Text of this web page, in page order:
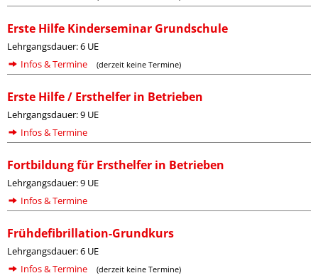
Erste Hilfe Kinderseminar Grundschule
Lehrgangsdauer: 6 UE
Infos & Termine
(derzeit keine Termine)
Erste Hilfe / Ersthelfer in Betrieben
Lehrgangsdauer: 9 UE
Infos & Termine
Fortbildung für Ersthelfer in Betrieben
Lehrgangsdauer: 9 UE
Infos & Termine
Frühdefibrillation-Grundkurs
Lehrgangsdauer: 6 UE
Infos & Termine
(derzeit keine Termine)